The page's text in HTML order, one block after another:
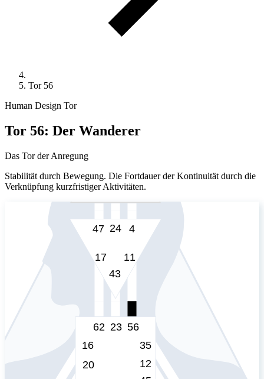
Tor 56
Human Design Tor
Tor 56: Der Wanderer
Das Tor der Anregung
Stabilität durch Bewegung. Die Fortdauer der Kontinuität durch die
Verknüpfung kurzfristiger Aktivitäten.